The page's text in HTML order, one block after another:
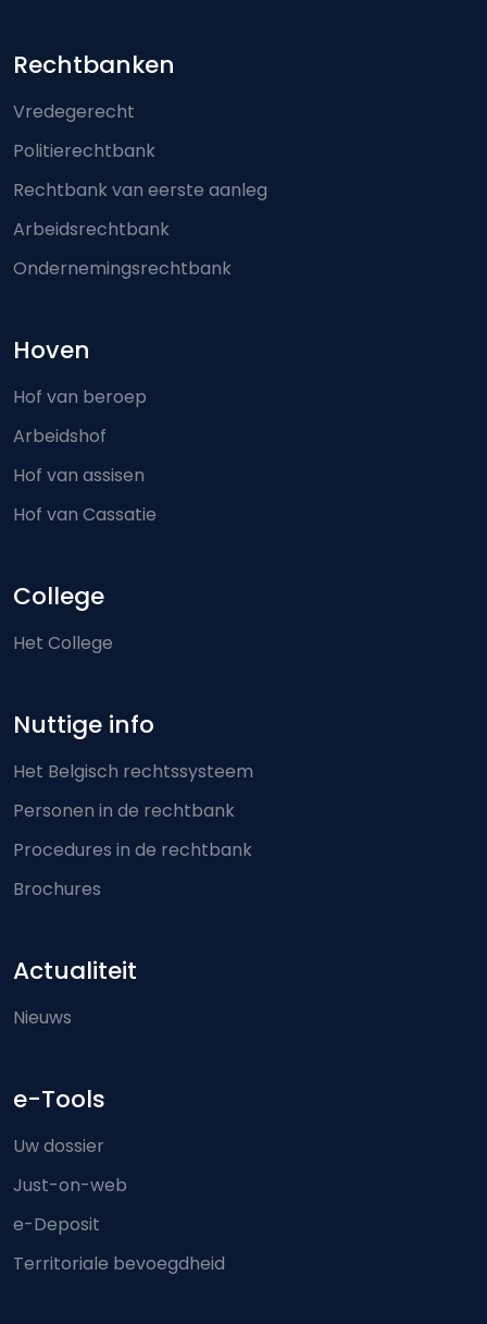
Footer-menu
Rechtbanken
Vredegerecht
Politierechtbank
Rechtbank van eerste aanleg
Arbeidsrechtbank
Ondernemingsrechtbank
Hoven
Hof van beroep
Arbeidshof
Hof van assisen
Hof van Cassatie
College
Het College
Nuttige info
Het Belgisch rechtssysteem
Personen in de rechtbank
Procedures in de rechtbank
Brochures
Actualiteit
Nieuws
e-Tools
Uw dossier
Just-on-web
e-Deposit
Territoriale bevoegdheid